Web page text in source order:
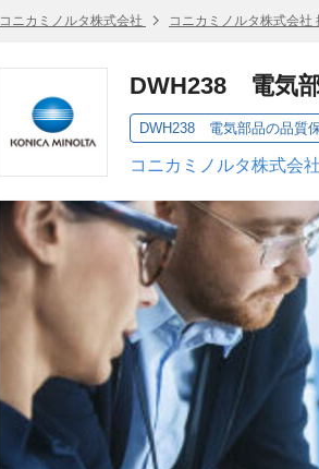
コニカミノルタ株式会社 コニカミノルタ株式会社
DWH238 電気
DWH238 電気部品の品質
コニカミノルタ株式会